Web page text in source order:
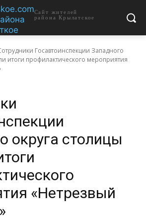
Сайт жителей
района Крылатское
Госавтоинспекции Западного
итоги профилактического мероприятия
округа столицы
«Нетрезвый